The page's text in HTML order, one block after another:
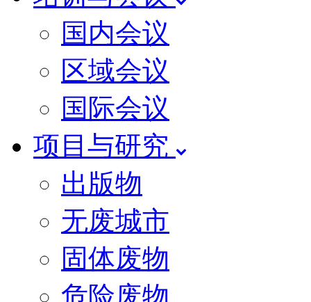
国内会议
区域会议
国际会议
项目与研究
出版物
无废城市
固体废物